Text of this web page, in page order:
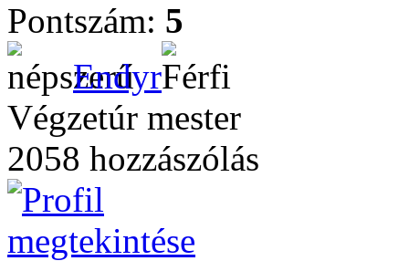
Pontszám: 5
Endyr
Végzetúr mester
2058 hozzászólás